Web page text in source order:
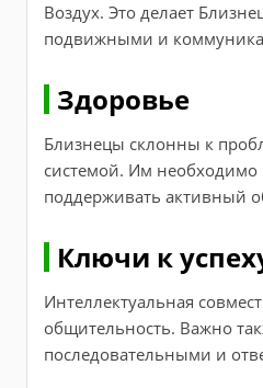
Воздух. Это делает
подвижными и
Здоровье
Близнецы склонны к
системой. Им необходимо
поддерживать активный
Ключи к
Интеллектуальная
общительность. Важно
последовательными и